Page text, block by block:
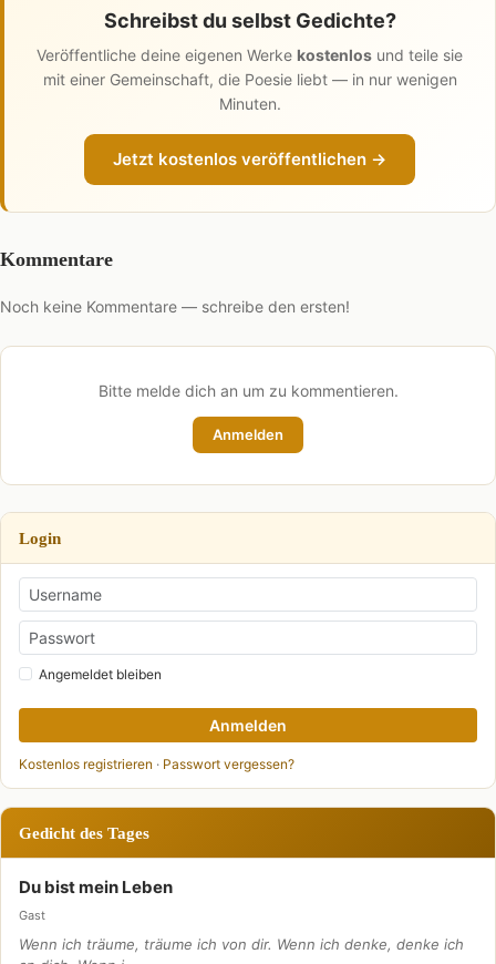
Schreibst du selbst Gedichte?
Veröffentliche deine eigenen Werke kostenlos und teile sie
mit einer Gemeinschaft, die Poesie liebt — in nur wenigen
Minuten.
Jetzt kostenlos veröffentlichen →
Kommentare
Noch keine Kommentare — schreibe den ersten!
Bitte melde dich an um zu kommentieren.
Anmelden
Login
Angemeldet bleiben
Anmelden
Kostenlos registrieren · Passwort vergessen?
Gedicht des Tages
Du bist mein Leben
Gast
Wenn ich träume, träume ich von dir. Wenn ich denke, denke ich